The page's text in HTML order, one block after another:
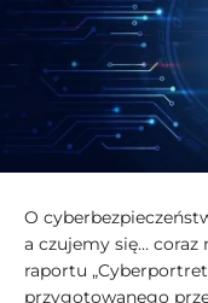
O
a czujemy się… coraz
raportu
przygotowanego